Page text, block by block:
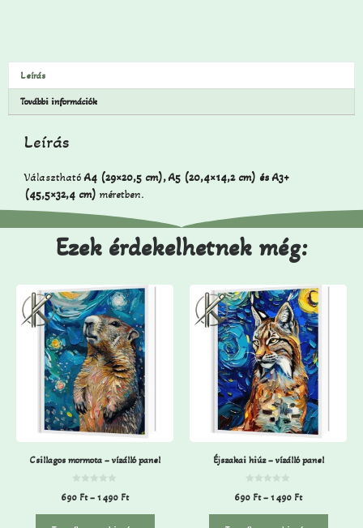
Leírás
További információk
Leírás
VálaszthatóA4 (29×20,5 cm), A5 (20,4×14,2 cm) és A3+
(45,5×32,4 cm) méretben.
Ezek érdekelhetnek még:
Csillagos mormota – vízálló panel
a
5
690 Ft – 1 490 Ft
Éjszakai hiúz – vízálló panel
a
5
690 Ft – 1 490 Ft